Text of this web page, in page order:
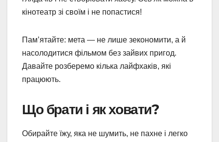
кінотеатр зі своїм і не попастися!
Пам’ятайте: мета — не лише зекономити, а й
насолодитися фільмом без зайвих пригод.
Давайте розберемо кілька лайфхаків, які
працюють.
Що брати і як ховати?
Обирайте їжу, яка не шумить, не пахне і легко